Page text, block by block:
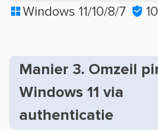
 Windows 11/10/8/7 
Manier 3. Omzeil
Windows 11 via
authenticatie